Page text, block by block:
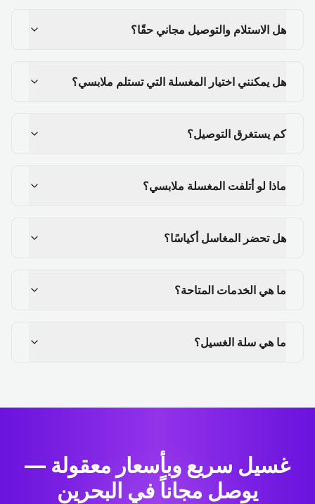
هل الاستلام والتوصيل مجاني حقًا؟
هل يمكنني اختيار المغسلة التي تستلم ملابسي؟
كم يستغرق التوصيل؟
ماذا لو أتلفت المغسلة ملابسي؟
هل تحضر المغاسل أكياسًا؟
ما هي الخدمات المتاحة؟
ما هي سلة الغسيل؟
غسيل سريع وبأسعار معقولة —
يوصل مجاناً في البحرين